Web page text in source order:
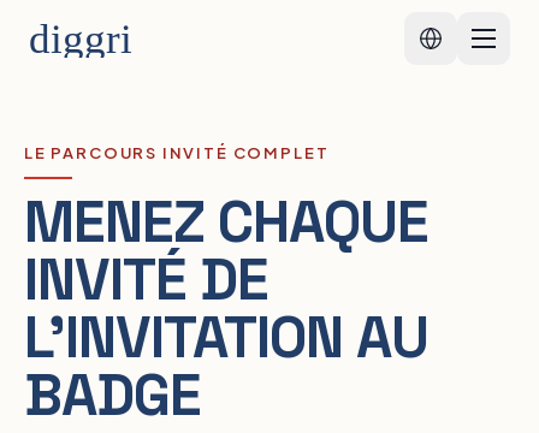
diggri
LE PARCOURS INVITÉ COMPLET
MENEZ CHAQUE
INVITÉ DE
L'INVITATION AU
BADGE